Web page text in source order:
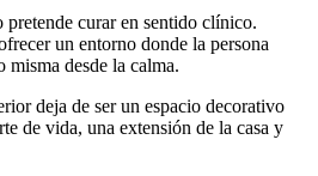
curar en sentido clínico.
un entorno donde la persona
misma desde la calma.
deja de ser un espacio decorativo
de vida, una extensión de la casa y